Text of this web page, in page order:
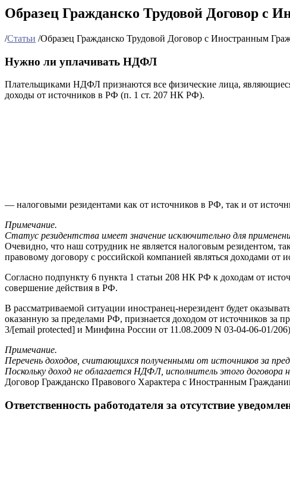
Образец Гражданско Трудовой Договор с
/Статьи /Образец Гражданско Трудовой Договор с Иностранным
Нужно ли уплачивать НДФЛ
Плательщиками НДФЛ признаются все физические лица,
доходы от источников в РФ (п. 1 ст. 207 НК РФ).
— налоговыми резидентами как от источников в РФ, так и от
Примечание.
Статус резидентства имеет значение исключительно для
Очевидно, что наш сотрудник не является налоговым резидентом,
правовому договору с российской компанией являться доходами от
Согласно подпункту 6 пункта 1 статьи 208 НК РФ к доходам от
совершение действия в РФ.
В рассматриваемой ситуации иностранец-нерезидент будет
оказанную за пределами РФ, признается доходом от источников
3/[email protected] и Минфина России от 11.08.2009 N 03-04-06-01/
Примечание.
Перечень доходов, считающихся полученными от источников за
Поскольку доход не облагается НДФЛ, исполнитель этого
Договор Гражданско Правового Характера с Иностранным
Ответственность работодателя за отсутствие